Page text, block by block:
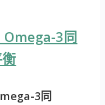
Omega-3同
3同